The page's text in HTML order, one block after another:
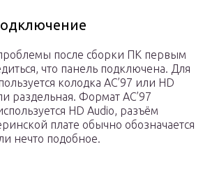
после сборки ПК первым
что панель подключена. Для
колодка AC’97 или HD
раздельная. Формат AC’97
HD Audio, разъём
плате обычно обозначается
нечто подобное.